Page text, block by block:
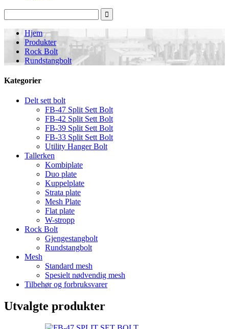
Hjem
Produkter
Rock Bolt
Rundstangbolt
Kategorier
Delt sett bolt
FB-47 Split Sett Bolt
FB-42 Split Sett Bolt
FB-39 Split Sett Bolt
FB-33 Split Sett Bolt
Utility Hanger Bolt
Tallerken
Kombiplate
Duo plate
Kuppelplate
Strata plate
Mesh Plate
Flat plate
W-stropp
Rock Bolt
Gjengestangbolt
Rundstangbolt
Mesh
Standard mesh
Spesielt nødvendig mesh
Tilbehør og forbruksvarer
Utvalgte produkter